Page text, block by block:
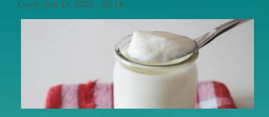
Lundi, mai 14, 2012 - 15:14